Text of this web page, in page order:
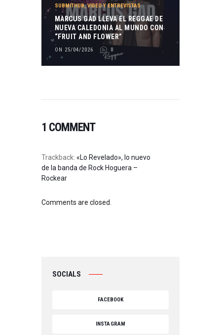
SUBMITHUB,VIDEO Y ENTREVISTAS
MARCUS GAD LLEVA EL REGGAE DE
NUEVA CALEDONIA AL MUNDO CON
“FRUIT AND FLOWER”
ON 25/04/2026 0
1 COMMENT
Trackback: «Lo Revelado», lo nuevo
de la banda de Rock Hoguera –
Rockear
Comments are closed.
SOCIALS
FACEBOOK
INSTAGRAM